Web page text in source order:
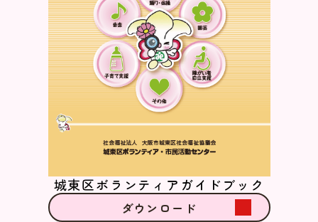
城東区ボランティアガイドブック
ダウンロード